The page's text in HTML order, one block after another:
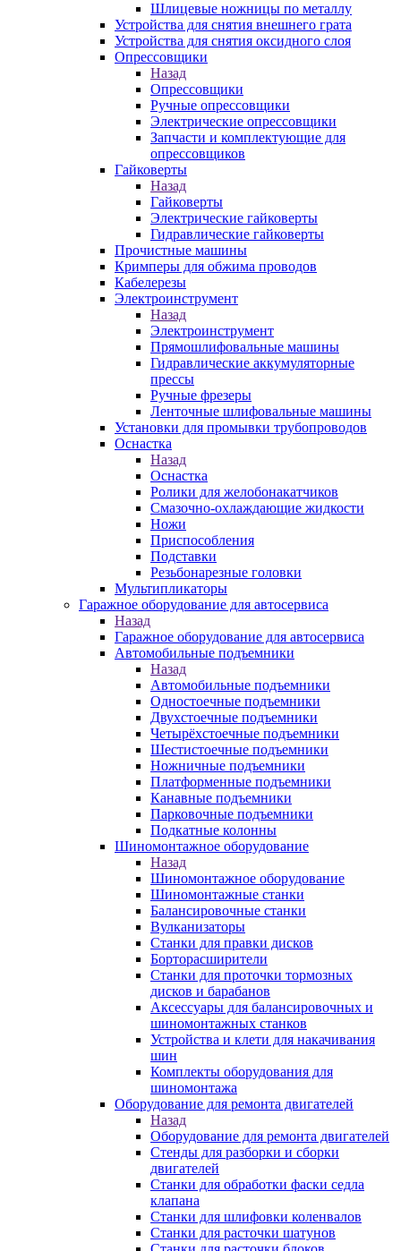
Шлицевые ножницы по металлу
Устройства для снятия внешнего грата
Устройства для снятия оксидного слоя
Опрессовщики
Назад
Опрессовщики
Ручные опрессовщики
Электрические опрессовщики
Запчасти и комплектующие для
опрессовщиков
Гайковерты
Назад
Гайковерты
Электрические гайковерты
Гидравлические гайковерты
Прочистные машины
Кримперы для обжима проводов
Кабелерезы
Электроинструмент
Назад
Электроинструмент
Прямошлифовальные машины
Гидравлические аккумуляторные
прессы
Ручные фрезеры
Ленточные шлифовальные машины
Установки для промывки трубопроводов
Оснастка
Назад
Оснастка
Ролики для желобонакатчиков
Смазочно-охлаждающие жидкости
Ножи
Приспособления
Подставки
Резьбонарезные головки
Мультипликаторы
Гаражное оборудование для автосервиса
Назад
Гаражное оборудование для автосервиса
Автомобильные подъемники
Назад
Автомобильные подъемники
Одностоечные подъемники
Двухстоечные подъемники
Четырёхстоечные подъемники
Шестистоечные подъемники
Ножничные подъемники
Платформенные подъемники
Канавные подъемники
Парковочные подъемники
Подкатные колонны
Шиномонтажное оборудование
Назад
Шиномонтажное оборудование
Шиномонтажные станки
Балансировочные станки
Вулканизаторы
Станки для правки дисков
Борторасширители
Станки для проточки тормозных
дисков и барабанов
Аксессуары для балансировочных и
шиномонтажных станков
Устройства и клети для накачивания
шин
Комплекты оборудования для
шиномонтажа
Оборудование для ремонта двигателей
Назад
Оборудование для ремонта двигателей
Стенды для разборки и сборки
двигателей
Станки для обработки фаски седла
клапана
Станки для шлифовки коленвалов
Станки для расточки шатунов